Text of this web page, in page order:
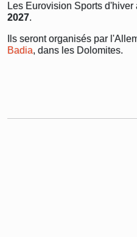
Les Eurovision Sports d'hiver
2027.
Ils seront organisés par
Badia, dans les Dolomites.